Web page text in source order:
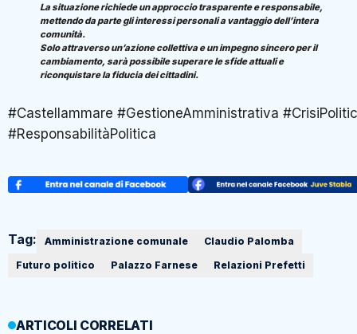
La situazione richiede un approccio trasparente e responsabile,
mettendo da parte gli interessi personali a vantaggio dell’intera
comunità.
Solo attraverso un’azione collettiva e un impegno sincero per il
cambiamento, sarà possibile superare le sfide attuali e
riconquistare la fiducia dei cittadini.
#Castellammare #GestioneAmministrativa
#ResponsabilitàPolitica
Tag: Amministrazione comunale
Claudio Palomba
Futuro politico
Palazzo Farnese Relazioni Prefetti
ARTICOLI CORRELATI